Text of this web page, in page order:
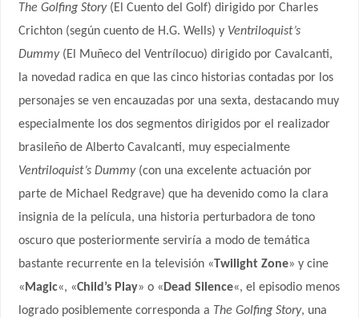
The Golfing Story(El Cuento del Golf) dirigido por Charles
Crichton (según cuento de H.G. Wells) y Ventriloquist’s
Dummy(El Muñeco del Ventrílocuo) dirigido por Cavalcanti,
la novedad radica en que las cinco historias contadas por los
personajes se ven encauzadas por una sexta, destacando muy
especialmente los dos segmentos dirigidos por el realizador
brasileño de Alberto Cavalcanti, muy especialmente
Ventriloquist’s Dummy(con una excelente actuación por
parte de Michael Redgrave) que ha devenido como la clara
insignia de la película, una historia perturbadora de tono
oscuro que posteriormente serviría a modo de temática
bastante recurrente en la televisión «Twilight Zone» y cine
« Magic«, «Child’s Play» o « Dead Silence«, el episodio menos
logrado posiblemente corresponda a The Golfing Story, una